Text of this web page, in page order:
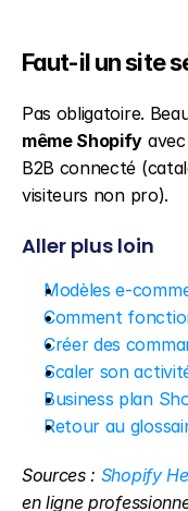
Faut-il un site
Pas obligatoire.
même Shopify
B2B connecté
visiteurs non pro).
Aller plus loin
Modèles e-
Comment
Créer des
Scaler son
Business plan
Retour au
Sources : Shopify
en ligne